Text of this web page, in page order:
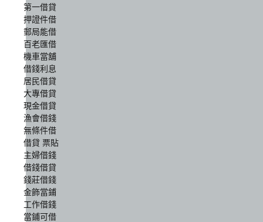
第一借貸
押證件借
郵局能借
百老匯借
機車當舖
借錢利息
居民借貸
大專借貸
現金借貸
漁會借錢
無條件借
借貸 票貼
主婦借錢
借錢借貸
錢莊借錢
金飾當鋪
工作借錢
當鋪可借